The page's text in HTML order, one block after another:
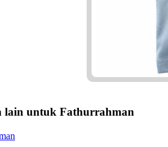
lain untuk Fathurrahman